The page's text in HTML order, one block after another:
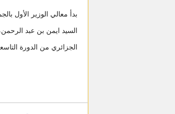
بدأ معالي الوزير الأول
السيد ايمن بن عبد
الجزائري من الدورة